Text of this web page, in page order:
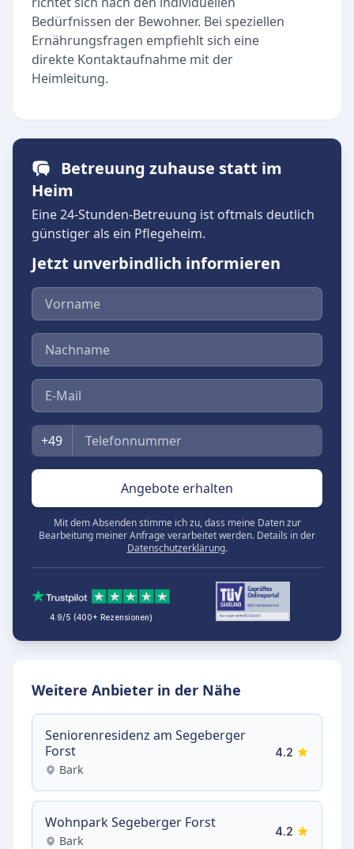
Bedürfnissen der Bewohner. Bei speziellen
Ernährungsfragen empfiehlt sich eine
direkte Kontaktaufnahme mit der
Heimleitung.
Betreuung zuhause statt im
Heim
Eine 24-Stunden-Betreuung ist oftmals deutlich
günstiger als ein Pflegeheim.
Jetzt unverbindlich informieren
Vorname
Nachname
E-Mail
Telefon
+49
Angebote erhalten
Mit dem Absenden stimme ich zu, dass meine Daten zur
Bearbeitung meiner Anfrage verarbeitet werden. Details in der
Datenschutzerklärung.
4.9/5 (400+ Rezensionen)
Weitere Anbieter in der Nähe
Seniorenresidenz am Segeberger
Forst
Bark
4.2
Wohnpark Segeberger Forst
Bark
4.2